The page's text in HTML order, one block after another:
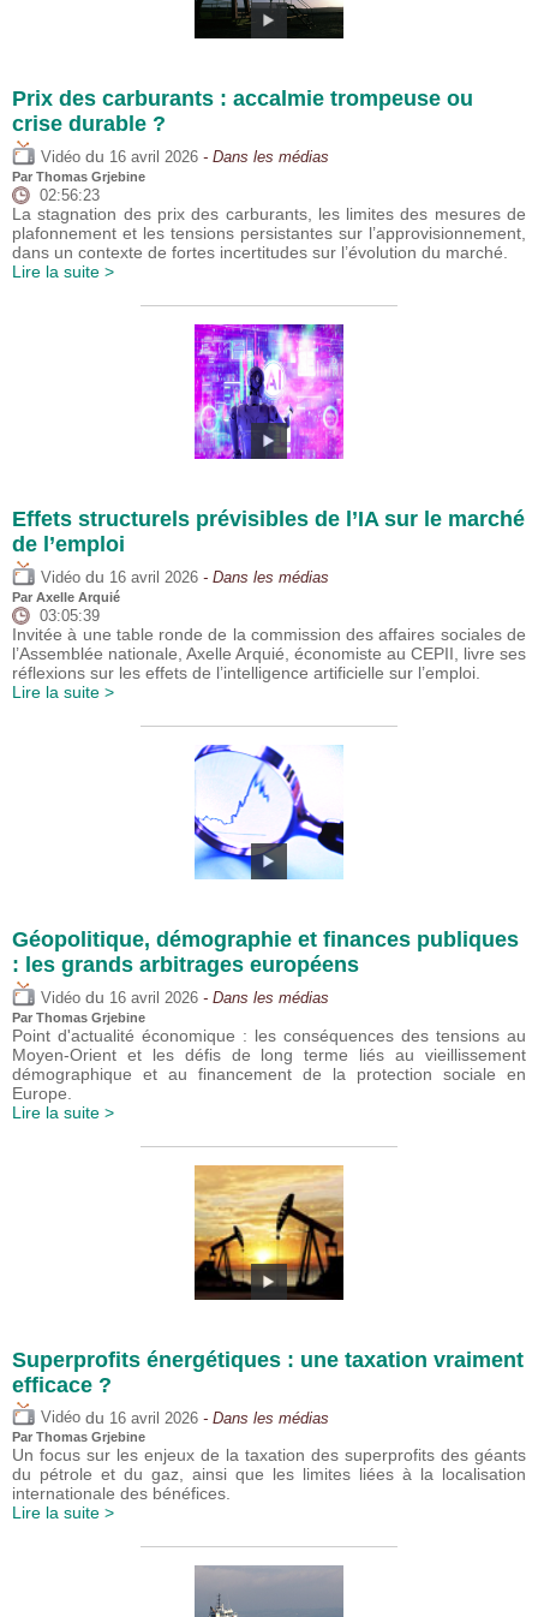
Prix des carburants : accalmie trompeuse ou
crise durable ?
Vidéo du 16 avril 2026 - Dans les médias
Par Thomas Grjebine
02:56:23
La stagnation des prix des carburants, les limites des mesures de
plafonnement et les tensions persistantes sur l’approvisionnement,
dans un contexte de fortes incertitudes sur l’évolution du marché.
Lire la suite >
Effets structurels prévisibles de l’IA sur le marché
de l’emploi
Vidéo du 16 avril 2026 - Dans les médias
Par Axelle Arquié
03:05:39
Invitée à une table ronde de la commission des affaires sociales de
l’Assemblée nationale, Axelle Arquié, économiste au CEPII, livre ses
réflexions sur les effets de l’intelligence artificielle sur l’emploi.
Lire la suite >
Géopolitique, démographie et finances publiques
: les grands arbitrages européens
Vidéo du 16 avril 2026 - Dans les médias
Par Thomas Grjebine
Point d'actualité économique : les conséquences des tensions au
Moyen-Orient et les défis de long terme liés au vieillissement
démographique et au financement de la protection sociale en
Europe.
Lire la suite >
Superprofits énergétiques : une taxation vraiment
efficace ?
Vidéo du 16 avril 2026 - Dans les médias
Par Thomas Grjebine
Un focus sur les enjeux de la taxation des superprofits des géants
du pétrole et du gaz, ainsi que les limites liées à la localisation
internationale des bénéfices.
Lire la suite >